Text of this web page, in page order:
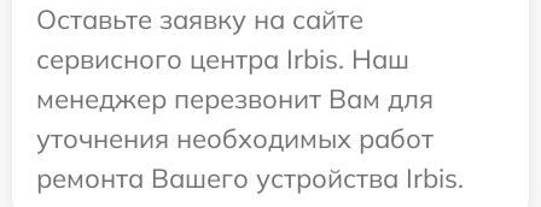
Оставьте заявку на сайте
сервисного центра Irbis. Наш
менеджер перезвонит Вам для
уточнения необходимых работ
ремонта Вашего устройства Irbis.